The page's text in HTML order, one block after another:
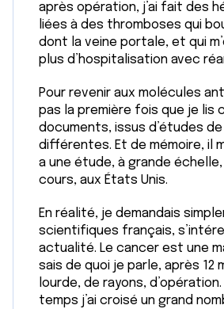
après opération, j’ai fait des
liées à des thromboses qui
dont la veine portale, et qui
plus d’hospitalisation avec
Pour revenir aux molécules
pas la première fois que je lis
documents, issus d’études
différentes. Et de mémoire, il
a une étude, à grande
cours, aux États Unis.
En réalité, je demandais
scientifiques français,
actualité. Le cancer est une
sais de quoi je parle, après 12
lourde, de rayons,
temps j’ai croisé un grand